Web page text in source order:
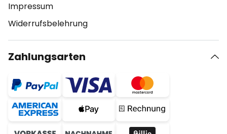
Impressum
Widerrufsbelehrung
Zahlungsarten